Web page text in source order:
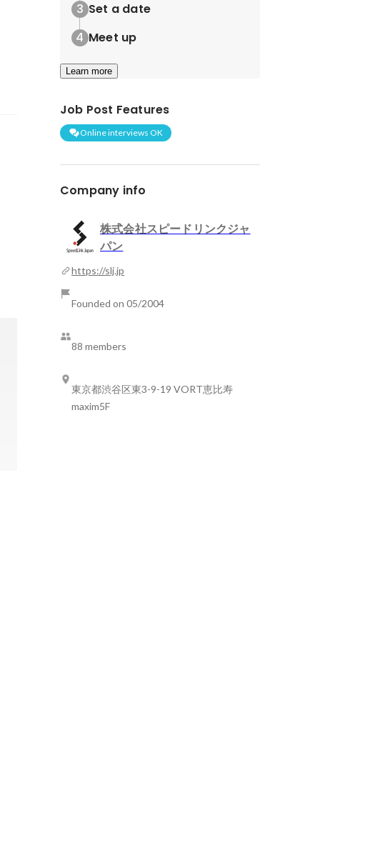
Set a date
Meet up
Learn more
Job Post Features
Online interviews OK
Company info
株式会社スピードリンクジャ
パン
https://slj.jp
Founded on 05/2004
88 members
東京都渋谷区東3-9-19 VORT恵比寿
maxim5F